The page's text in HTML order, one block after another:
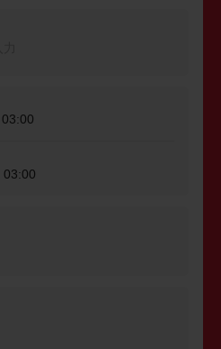
03:00
03:00